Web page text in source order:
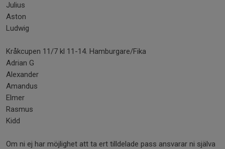
Julius
Aston
Ludwig
Kråkcupen 11/7 kl 11-14. Hamburgare/Fika
Adrian G
Alexander
Amandus
Elmer
Rasmus
Kidd
Om ni ej har möjlighet att ta ert tilldelade pass ansvarar ni själva